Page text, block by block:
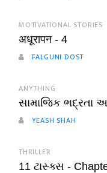
MOTIVATIONAL STORIES
अधूरापन - 4
FALGUNI DOST
ANYTHING
સામાજિક ભદ્રતા
YEASH SHAH
THRILLER
11 ટાસ્ક્સ -